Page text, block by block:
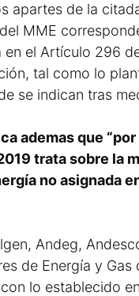
apartes de la
MME
el Artículo 296
tal como lo
se indican tras
ademas que
trata sobre la
no asignada
Andeg,
de Energía y
lo establecido